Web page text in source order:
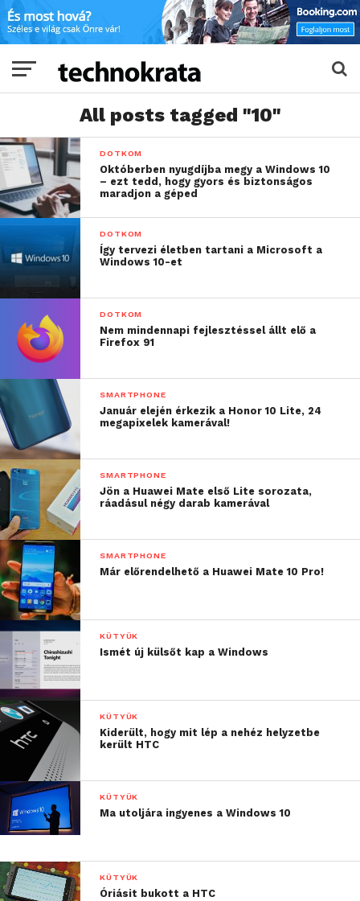
All posts tagged "10"
DOTKOM
Októberben nyugdíjba megy a Windows 10
– ezt tedd, hogy gyors és biztonságos
maradjon a géped
DOTKOM
Így tervezi életben tartani a Microsoft a
Windows 10-et
DOTKOM
Nem mindennapi fejlesztéssel állt elő a
Firefox 91
SMARTPHONE
Január elején érkezik a Honor 10 Lite, 24
megapixelek kamerával!
SMARTPHONE
Jön a Huawei Mate első Lite sorozata,
ráadásul négy darab kamerával
SMARTPHONE
Már előrendelhető a Huawei Mate 10 Pro!
KÜTYÜK
Ismét új külsőt kap a Windows
KÜTYÜK
Kiderült, hogy mit lép a nehéz helyzetbe
került HTC
KÜTYÜK
Ma utoljára ingyenes a Windows 10
KÜTYÜK
Óriásit bukott a HTC